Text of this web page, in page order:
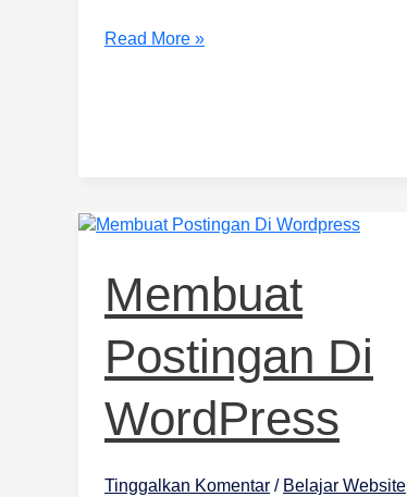
Read More »
Membuat
Postingan Di
WordPress
Tinggalkan Komentar / Belajar Website
Membuat
WordPress